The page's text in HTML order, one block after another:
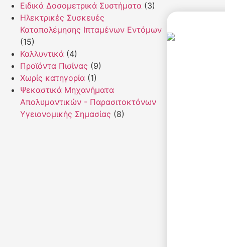
Ειδικά Δοσομετρικά Συστήματα (3)
Ηλεκτρικές Συσκευές
Καταπολέμησης Ιπταμένων Εντόμων
(15)
Καλλυντικά (4)
Προϊόντα Πισίνας (9)
Χωρίς κατηγορία (1)
Ψεκαστικά Μηχανήματα
Απολυμαντικών - Παρασιτοκτόνων
Υγειονομικής Σημασίας (8)